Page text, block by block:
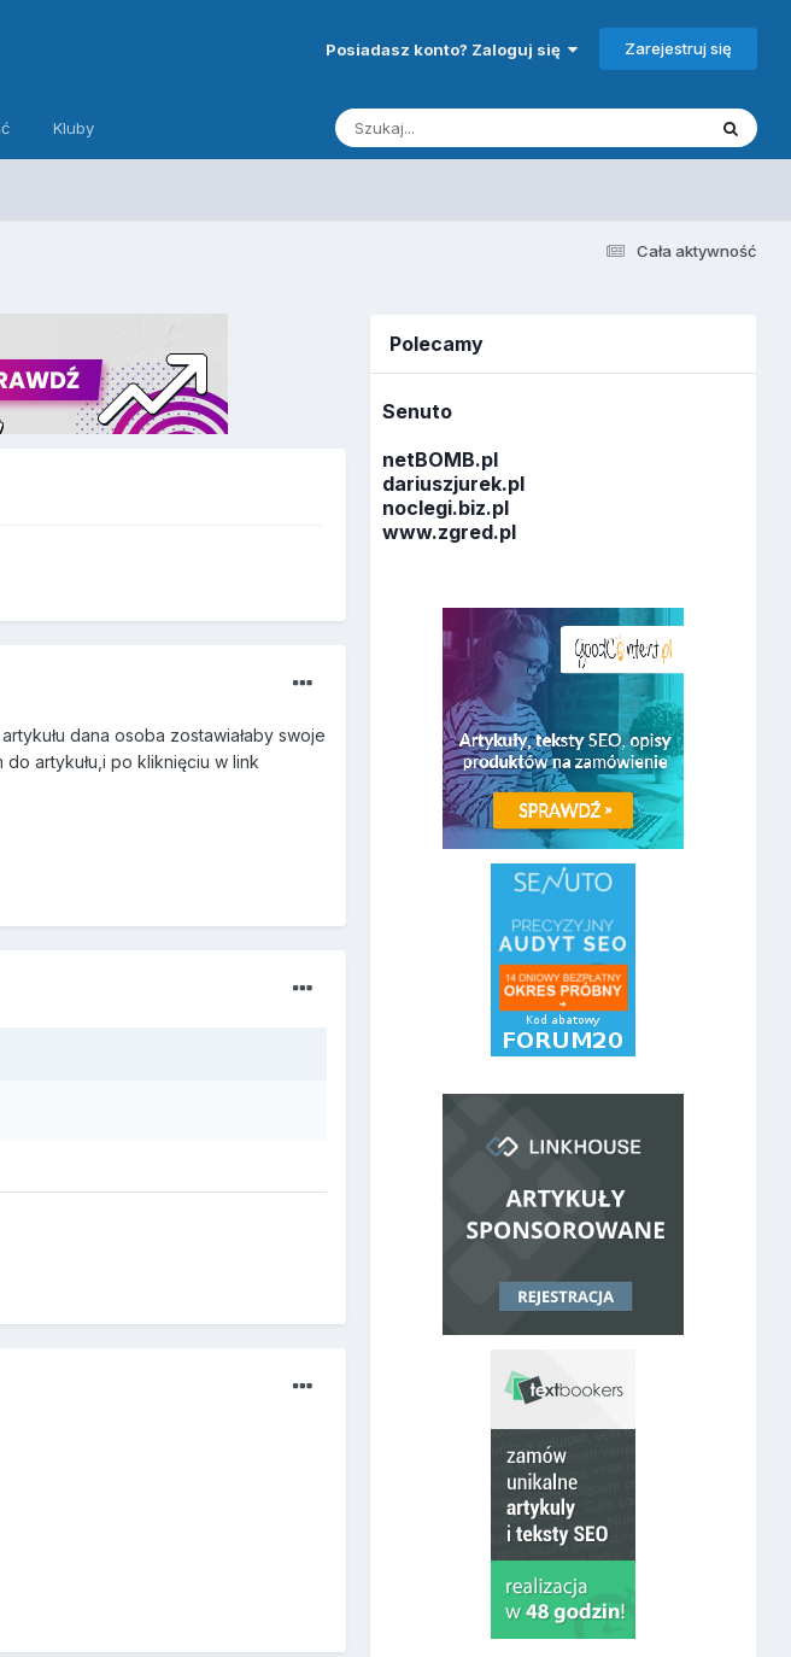
Posiadasz konto? Zaloguj się Zarejestruj się
Kluby
Cała aktywność
dana osoba zostawiałaby swoje
artykułu,i po kliknięciu w link
Polecamy
Senuto
netBOMB.pl
dariuszjurek.pl
noclegi.biz.pl
www.zgred.pl